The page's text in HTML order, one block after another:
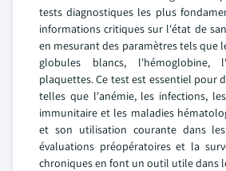
tests diagnostiques les plus
informations critiques sur l'état de
en mesurant des paramètres tels que
globules blancs, l'hémoglobine,
plaquettes. Ce test est essentiel pour
telles que l'anémie, les infections,
immunitaire et les maladies
et son utilisation courante dans
évaluations préopératoires et la
chroniques en font un outil utile dans